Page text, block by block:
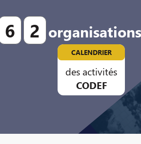
6 2
CALENDRIER
des activités
CODEF